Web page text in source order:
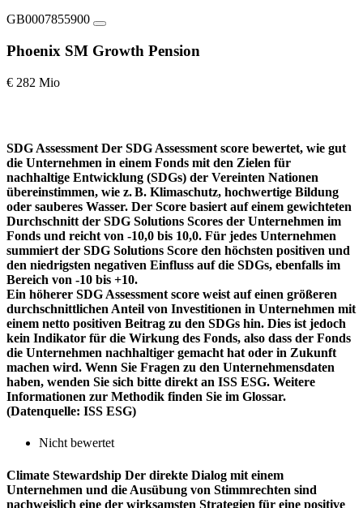
GB0007855900
Phoenix SM Growth Pension
€ 282 Mio
SDG Assessment Der SDG Assessment score bewertet, wie gut
die Unternehmen in einem Fonds mit den Zielen für
nachhaltige Entwicklung (SDGs) der Vereinten Nationen
übereinstimmen, wie z. B. Klimaschutz, hochwertige Bildung
oder sauberes Wasser. Der Score basiert auf einem gewichteten
Durchschnitt der SDG Solutions Scores der Unternehmen im
Fonds und reicht von -10,0 bis 10,0. Für jedes Unternehmen
summiert der SDG Solutions Score den höchsten positiven und
den niedrigsten negativen Einfluss auf die SDGs, ebenfalls im
Bereich von -10 bis +10.
Ein höherer SDG Assessment score weist auf einen größeren
durchschnittlichen Anteil von Investitionen in Unternehmen mit
einem netto positiven Beitrag zu den SDGs hin. Dies ist jedoch
kein Indikator für die Wirkung des Fonds, also dass der Fonds
die Unternehmen nachhaltiger gemacht hat oder in Zukunft
machen wird. Wenn Sie Fragen zu den Unternehmensdaten
haben, wenden Sie sich bitte direkt an ISS ESG. Weitere
Informationen zur Methodik finden Sie im Glossar.
(Datenquelle: ISS ESG)
Nicht bewertet
Climate Stewardship Der direkte Dialog mit einem
Unternehmen und die Ausübung von Stimmrechten sind
nachweislich eine der wirksamsten Strategien für eine positive